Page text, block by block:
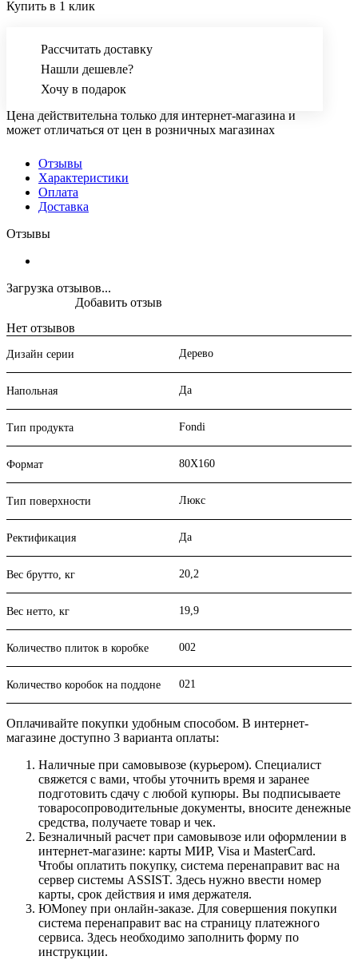
Купить в 1 клик
Рассчитать доставку
Нашли дешевле?
Хочу в подарок
Цена действительна только для интернет-магазина и
может отличаться от цен в розничных магазинах
Отзывы
Характеристики
Оплата
Доставка
Отзывы
Загрузка отзывов...
Нет отзывов
Добавить отзыв
Дизайн серии Дерево
Напольная Да
Тип продукта Fondi
Формат 80X160
Тип поверхности Люкс
Ректификация Да
Вес брутто, кг 20,2
Вес нетто, кг 19,9
Количество плиток в коробке 002
Количество коробок на поддоне 021
Оплачивайте покупки удобным способом. В интернет-
магазине доступно 3 варианта оплаты:
Наличные при самовывозе (курьером). Специалист
свяжется с вами, чтобы уточнить время и заранее
подготовить сдачу с любой купюры. Вы подписываете
товаросопроводительные документы, вносите денежные
средства, получаете товар и чек.
Безналичный расчет при самовывозе или оформлении в
интернет-магазине: карты МИР, Visa и MasterCard.
Чтобы оплатить покупку, система перенаправит вас на
сервер системы ASSIST. Здесь нужно ввести номер
карты, срок действия и имя держателя.
ЮMoney при онлайн-заказе. Для совершения покупки
система перенаправит вас на страницу платежного
сервиса. Здесь необходимо заполнить форму по
инструкции.